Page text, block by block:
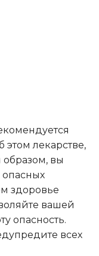
этом лекарстве,
вы
опасных
здоровье
вашей
опасность.
всех